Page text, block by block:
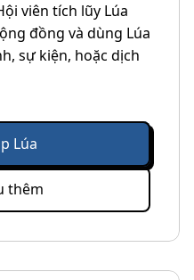
viên tích lũy Lúa
đồng và dùng Lúa
sự kiện, hoặc dịch
Lúa
thêm